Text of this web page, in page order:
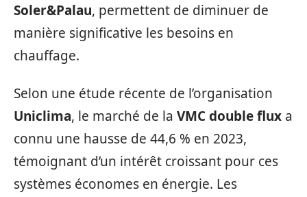
Soler&Palau, permettent de diminuer de
manière significative les besoins en
chauffage.
Selon une étude récente de l’organisation
Uniclima, le marché de la VMC double flux a
connu une hausse de 44,6 % en 2023,
témoignant d’un intérêt croissant pour ces
systèmes économes en énergie. Les